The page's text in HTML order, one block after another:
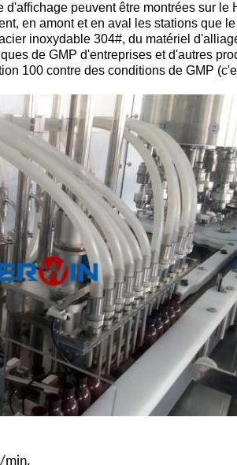
peuvent être montrées sur le
en amont et en aval les stations que
inoxydable 304#, du matériel
de GMP d'entreprises et d'autres
100 contre des conditions de GMP
min.